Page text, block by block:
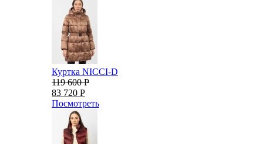
Куртка NICCI-D
119 600 Р
83 720 Р
Посмотреть